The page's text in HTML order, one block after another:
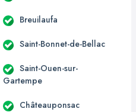
Breuilaufa
Saint-Bonnet-de-Bellac
Saint-Ouen-sur-
Gartempe
Châteauponsac